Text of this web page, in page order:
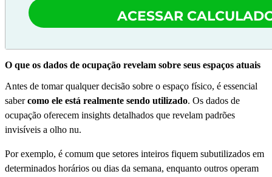
ACESSAR
O que os dados de ocupação revelam sobre seus espaços atuais
Antes de tomar qualquer decisão sobre o espaço físico, é essencial
sabercomo ele está realmente sendo utilizado. Os dados de
ocupação oferecem insights detalhados que revelam padrões
invisíveis a olho nu.
Por exemplo, é comum que setores inteiros fiquem subutilizados em
determinados horários ou dias da semana, enquanto outros operam